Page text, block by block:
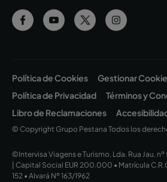
Política de Cookies
Gestionar
Política de Privacidad
Términos y
Libro de Reclamaciones
© Copyright Grupo Pestana Todos los
©Intervisa Viagens e Turismo, Lda. Rua Jau,
| Capital Social EUR 200.000 • Matrícula
152 • Alvará Nº 163/1962